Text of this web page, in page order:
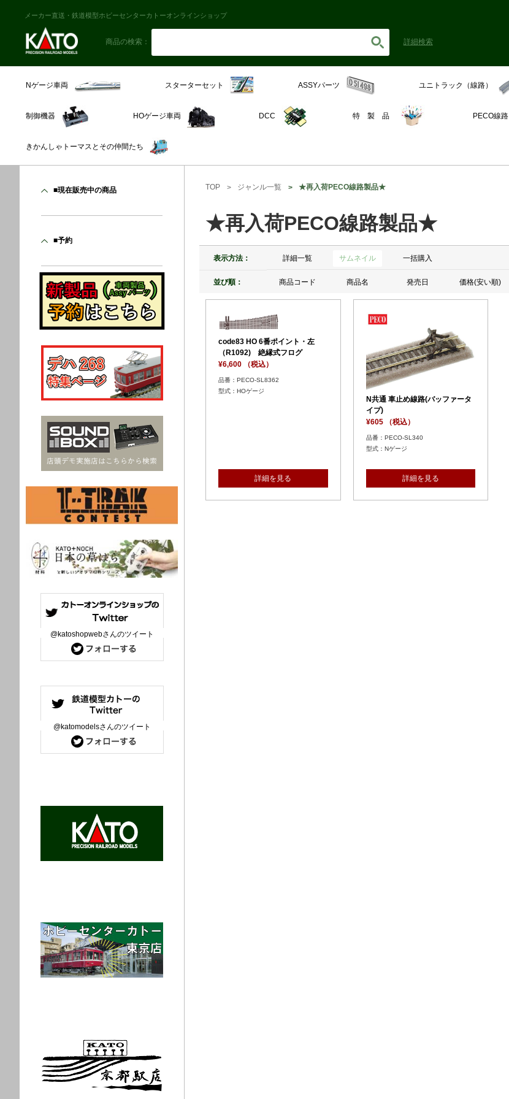
メーカー直送・鉄道模型ホビーセンターカトーオンラインショップ
商品の検索： 詳細検索
Nゲージ車両 スターターセット ASSYパーツ ユニトラック（線路）
制御機器 HOゲージ車両 DCC 特 製 品 PECO線路
きかんしゃトーマスとその仲間たち
TOP ジャンル一覧 ★再入荷PECO線路製品★
★再入荷PECO線路製品★
表示方法： 詳細一覧 サムネイル 一括購入
並び順： 商品コード 商品名 発売日 価格(安い順)
code83 HO 6番ポイント・左
（R1092) 絶縁式フログ
¥6,600 （税込）
品番：PECO-SL8362
型式：HOゲージ
詳細を見る
N共通 車止め線路(バッファータ
イプ)
¥605 （税込）
品番：PECO-SL340
型式：Nゲージ
詳細を見る
■現在販売中の商品
■予約
@katoshopwebさんのツイート
@katomodelsさんのツイート